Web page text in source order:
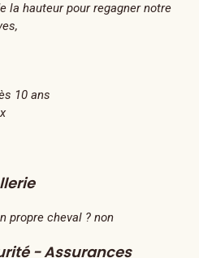
la hauteur pour regagner notre
10 ans
propre cheval ? non
- Assurances